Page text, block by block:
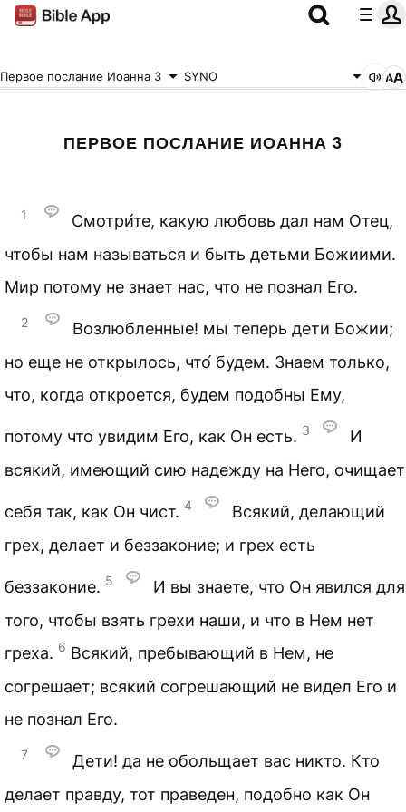
Первое послание Иоанна 3 SYNO
ПЕРВОЕ ПОСЛАНИЕ ИОАННА 3
1
Смотри́те, какую любовь дал нам Отец,
чтобы нам называться и быть детьми Божиими.
Мир потому не знает нас, что не познал Его.
2
Возлюбленные! мы теперь дети Божии;
но еще не открылось, что́ будем. Знаем только,
что, когда откроется, будем подобны Ему,
потому что увидим Его, как Он есть. 3
И
всякий, имеющий сию надежду на Него, очищает
себя так, как Он чист. 4
Всякий, делающий
грех, делает и беззаконие; и грех есть
беззаконие. 5
И вы знаете, что Он явился для
того, чтобы взять грехи наши, и что в Нем нет
греха. 6 Всякий, пребывающий в Нем, не
согрешает; всякий согрешающий не видел Его и
не познал Его.
7
Дети! да не обольщает вас никто. Кто
делает правду, тот праведен, подобно как Он